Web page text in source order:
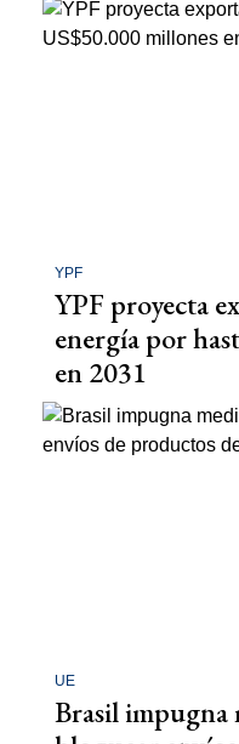
YPF
YPF proyecta
energía por
en 2031
UE
Brasil impugna